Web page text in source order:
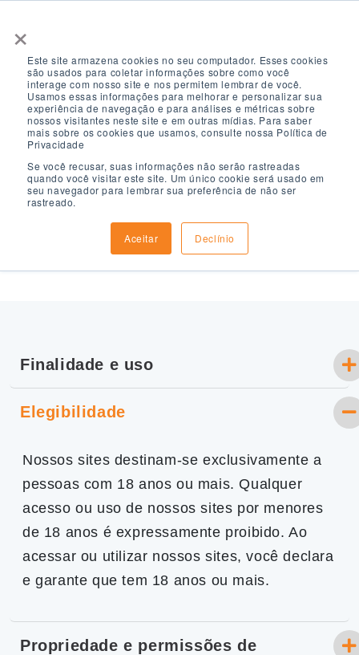
×
Este site armazena cookies no seu computador. Esses cookies
são usados ​​para coletar informações sobre como você
interage com nosso site e nos permitem lembrar de você.
Usamos essas informações para melhorar e personalizar sua
experiência de navegação e para análises e métricas sobre
nossos visitantes neste site e em outras mídias. Para saber
mais sobre os cookies que usamos, consulte nossa Política de
Privacidade
Se você recusar, suas informações não serão rastreadas
quando você visitar este site. Um único cookie será usado em
seu navegador para lembrar sua preferência de não ser
rastreado.
Aceitar Declínio
Termos de uso
Finalidade e uso
Elegibilidade
Nossos sites destinam-se exclusivamente a
pessoas com 18 anos ou mais. Qualquer
acesso ou uso de nossos sites por menores
de 18 anos é expressamente proibido. Ao
acessar ou utilizar nossos sites, você declara
e garante que tem 18 anos ou mais.
Propriedade e permissões de